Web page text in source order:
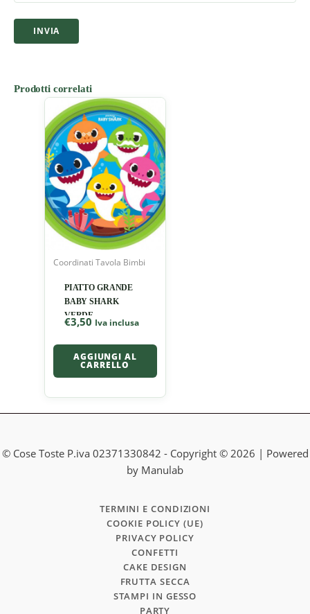
Prodotti correlati
Coordinati Tavola Bimbi
PIATTO GRANDE
BABY SHARK
VERDE
€3,50 Iva inclusa
AGGIUNGI AL
CARRELLO
© Cose Toste P.iva 02371330842 - Copyright © 2026 | Powered
by Manulab
TERMINI E CONDIZIONI
COOKIE POLICY (UE)
PRIVACY POLICY
CONFETTI
CAKE DESIGN
FRUTTA SECCA
STAMPI IN GESSO
PARTY